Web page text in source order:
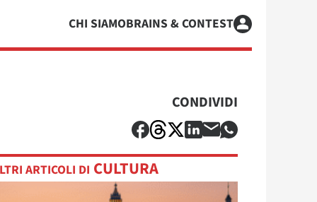
CHI SIAMOBRAINS & CONTEST
CONDIVIDI
ARTICOLI DI CULTURA